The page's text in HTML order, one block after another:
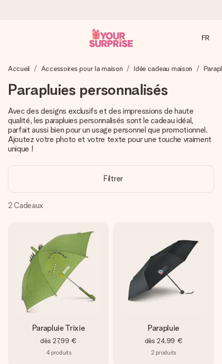
Nous préparons votre cadeau avec attention et l’envoyons
quand cela compte le plus.
4,8 (sur la base de +15 000 avis)
Nos cadeaux sont appréciés. Les clients nous attribuent
pays où nous sommes présents).
Carte de vœux gratuite
son prénom, votre photo ou un message qui touche le cœur.
Sans complications, juste tout l’amour pour le moment idéal.
FR
Accueil Accessoires pour la maison Idée cadeau maison
Parapluies personnalisés
Avec des designs exclusifs et des impressions de haute
qualité, les parapluies personnalisés sont le cadeau idéal,
parfait aussi bien pour un usage personnel que promotionnel.
Ajoutez votre photo et votre texte pour une touche vraiment
unique !
Filtrer
2 Cadeaux
Parapluie Trixie
dès 27,99 €
4 produits
Parapluie
dès 24,99 €
2 produits